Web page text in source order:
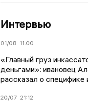
Интервью
01/08 11:00
«Главный груз
деньгами»: ивановец
рассказал о специфике
20/07 21:12